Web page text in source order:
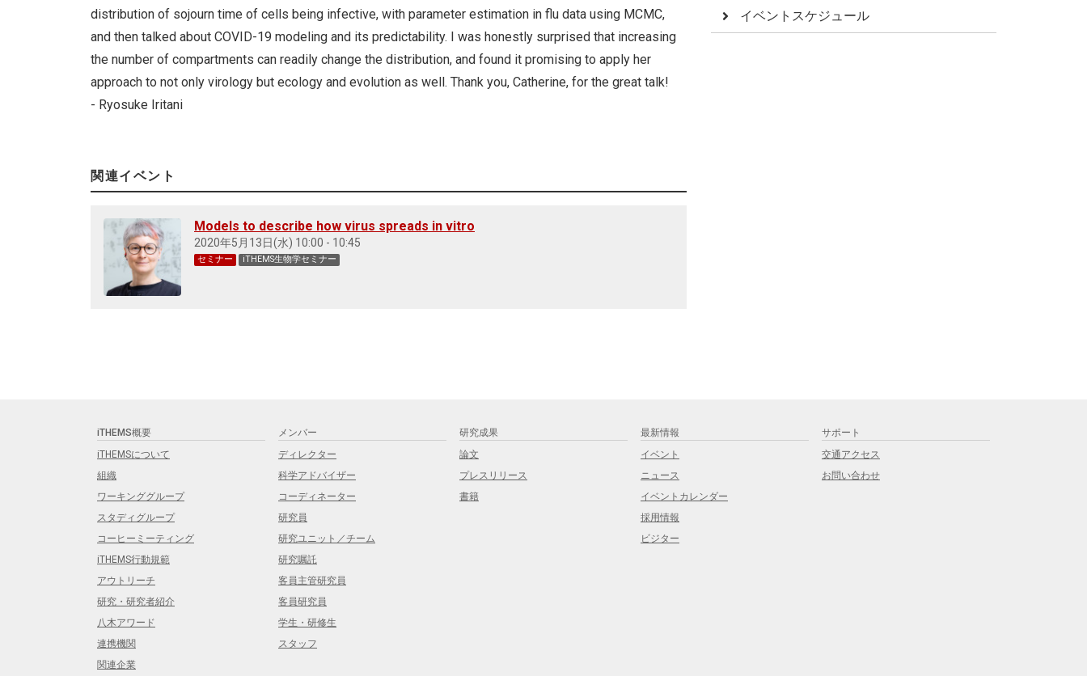
distribution of sojourn time of cells being infective, with parameter estimation in flu data using MCMC,
and then talked about COVID-19 modeling and its predictability. I was honestly surprised that increasing
the number of compartments can readily change the distribution, and found it promising to apply her
approach to not only virology but ecology and evolution as well. Thank you, Catherine, for the great talk!
- Ryosuke Iritani
関連イベント
Models to describe how virus spreads in vitro
2020年5月13日(水) 10:00 - 10:45
セミナー iTHEMS生物学セミナー
イベントスケジュール
iTHEMS概要
iTHEMSについて
組織
ワーキンググループ
スタディグループ
コーヒーミーティング
iTHEMS行動規範
アウトリーチ
研究・研究者紹介
八木アワード
連携機関
関連企業
メンバー
ディレクター
科学アドバイザー
コーディネーター
研究員
研究ユニット／チーム
研究嘱託
客員主管研究員
客員研究員
学生・研修生
スタッフ
研究成果
論文
プレスリリース
書籍
最新情報
イベント
ニュース
イベントカレンダー
採用情報
ビジター
サポート
交通アクセス
お問い合わせ